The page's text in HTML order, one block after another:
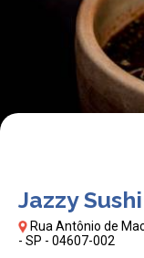
Jazzy
Rua Antônio de
- SP - 04607-002